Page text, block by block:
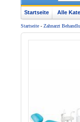
Startseite Alle
Startseite - Zahnarzt